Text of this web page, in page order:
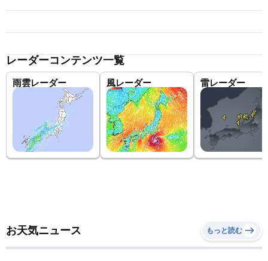
レーダーコンテンツ一覧
雨雲レーダー 風レーダー 雷レーダー
お天気ニュース もっと読む